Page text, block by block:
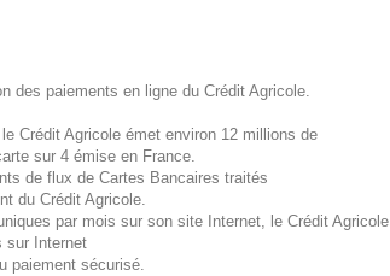
des paiements en ligne du Crédit Agricole.
Crédit Agricole émet environ 12 millions de
sur 4 émise en France.
de flux de Cartes Bancaires traités
du Crédit Agricole.
par mois sur son site Internet, le Crédit Agricole
sur Internet
paiement sécurisé.